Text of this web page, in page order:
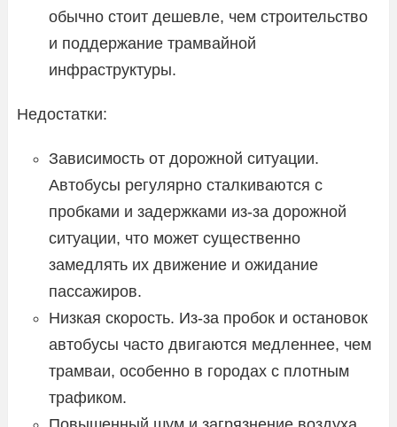
обычно стоит дешевле, чем строительство
и поддержание трамвайной
инфраструктуры.
Недостатки:
Зависимость от дорожной ситуации.
Автобусы регулярно сталкиваются с
пробками и задержками из-за дорожной
ситуации, что может существенно
замедлять их движение и ожидание
пассажиров.
Низкая скорость. Из-за пробок и остановок
автобусы часто двигаются медленнее, чем
трамваи, особенно в городах с плотным
трафиком.